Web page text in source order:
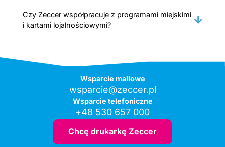
Czy Zeccer współpracuje z programami miejskimi
i kartami lojalnościowymi?
Wsparcie mailowe
wsparcie@zeccer.pl
Wsparcie telefoniczne
+48 530 657 000
Chcę drukarkę Zeccer